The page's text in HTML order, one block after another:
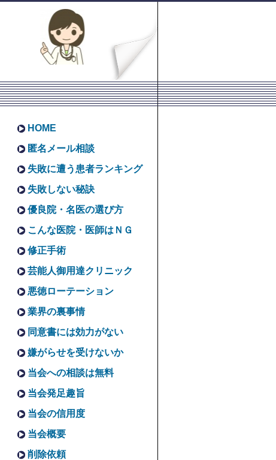
HOME
匿名メール相談
失敗に遭う患者ランキング
失敗しない秘訣
優良院・名医の選び方
こんな医院・医師はＮＧ
修正手術
芸能人御用達クリニック
悪徳ローテーション
業界の裏事情
同意書には効力がない
嫌がらせを受けないか
当会への相談は無料
当会発足趣旨
当会の信用度
当会概要
削除依頼